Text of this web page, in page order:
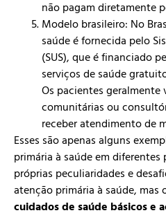
não pagam diretamente
Modelo brasileiro: No
saúde é fornecida pelo
(SUS), que é financiado
serviços de saúde
Os pacientes
comunitárias ou
receber atendimento de
Esses são apenas alguns
primária à saúde em diferentes
próprias peculiaridades e
atenção primária à saúde, mas
cuidados de saúde básicos e